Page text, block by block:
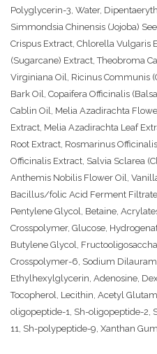
Polyglycerin-3, Water,
Simmondsia Chinensis (Jojoba)
Crispus Extract, Chlorella Vulgaris
(Sugarcane) Extract, Theobroma
Virginiana Oil, Ricinus Communis
Bark Oil, Copaifera Officinalis
Cablin Oil, Melia Azadirachta
Extract, Melia Azadirachta Leaf
Root Extract, Rosmarinus
Officinalis Extract, Salvia Sclarea
Anthemis Nobilis Flower Oil,
Bacillus/folic Acid Ferment
Pentylene Glycol, Betaine,
Crosspolymer, Glucose,
Butylene Glycol,
Crosspolymer-6, Sodium
Ethylhexylglycerin, Adenosine,
Tocopherol, Lecithin, Acetyl
oligopeptide-1, Sh-oligopeptide-2,
11, Sh-polypeptide-9, Xanthan